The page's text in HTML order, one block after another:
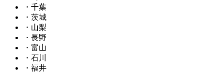
・千葉
・茨城
・山梨
・長野
・富山
・石川
・福井